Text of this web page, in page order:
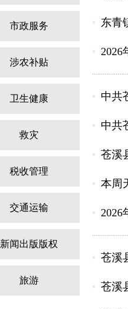
市政服务
涉农补贴
卫生健康
救灾
税收管理
交通运输
新闻出版版权
旅游
东青
2026
中共
中共
苍溪
本周
2026
苍溪
苍溪